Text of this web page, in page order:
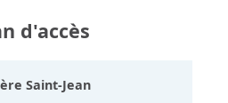
d'accès
Saint-Jean